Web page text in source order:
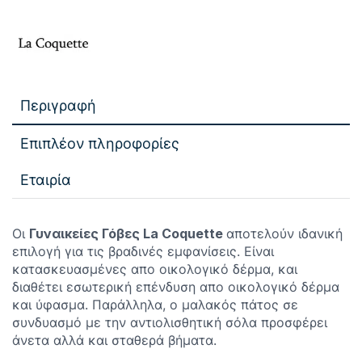
Περιγραφή
Επιπλέον πληροφορίες
Εταιρία
Οι Γυναικείες Γόβες La Coquette αποτελούν ιδανική
επιλογή για τις βραδινές εμφανίσεις. Είναι
κατασκευασμένες απο οικολογικό δέρμα, και
διαθέτει εσωτερική επένδυση απο οικολογικό δέρμα
και ύφασμα. Παράλληλα, ο μαλακός πάτος σε
συνδυασμό με την αντιολισθητική σόλα προσφέρει
άνετα αλλά και σταθερά βήματα.